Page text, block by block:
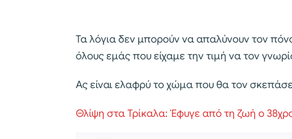
Τα λόγια δεν μπορούν να απαλύνουν τον
όλους εμάς που είχαμε την τιμή να τον
Ας είναι ελαφρύ το χώμα που θα τον
Θλίψη στα Τρίκαλα: Έφυγε από τη ζωή ο